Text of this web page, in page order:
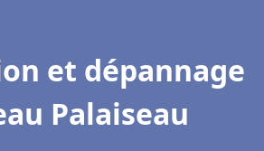
et dépannage
Palaiseau